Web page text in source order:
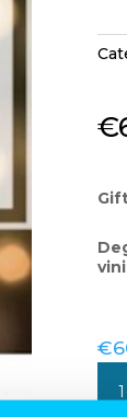
€
vini
€